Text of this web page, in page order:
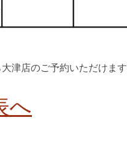
津店のご予約いただけます
へ